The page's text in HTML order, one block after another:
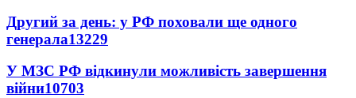
Другий за день: у РФ поховали ще одного
генерала13229
У МЗС РФ відкинули можливість завершення
війни10703